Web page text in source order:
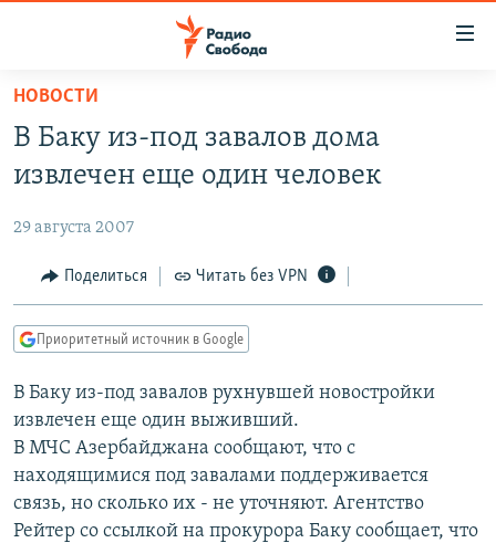
упрощенного
доступа
основному
Вернутся
главной
навигации
Вернутся
поиску
ПОДКАСТЫ
ЦИТАТЫ СВОБОДЫ
МНЕНИЯ
IDEL.РЕАЛИИ
КАВКАЗ.РЕАЛИИ
СЕВЕР.РЕАЛИИ
СИБИРЬ.РЕАЛИИ
РАСПИСАНИЕ ВЕЩАНИЯ
НОВОСТИ
В Баку из-под завалов дома
извлечен еще один человек
29 августа 2007
Поделиться Читать без VPN
Приоритетный источник в Google
В Баку из-под завалов рухнувшей новостройки
извлечен еще один выживший.
В МЧС Азербайджана сообщают, что с
находящимися под завалами поддерживается
связь, но сколько их - не уточняют. Агентство
Рейтер со ссылкой на прокурора Баку сообщает, что